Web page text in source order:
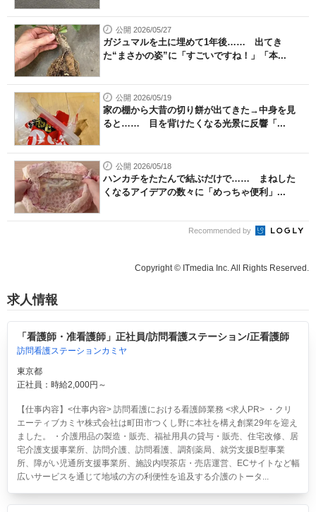
公開 2026/05/27
ガジュマルを土に埋めて1年後…… 出てき
た“まさかの姿”に「すごいですね！」「本...
公開 2026/05/19
家の棚から大昔の切り餅が出てきた→中身を見
ると…… 目を背けたくなる光景に反響「...
公開 2026/05/18
ハンカチをたたんで結ぶだけで…… まねした
くなるアイデアの数々に「めっちゃ便利」...
Recommended by
Copyright © ITmedia Inc. All Rights Reserved.
求人情報
「看護師・准看護師」正社員/訪問看護ステーション/正看護師
訪問看護ステーションカミヤ
東京都
正社員：時給2,000円～
【仕事内容】<仕事内容> 訪問看護における看護師業務 <求人PR> ・クリ
エーティブカミヤ株式会社は町田市つくし野に本社を構え創業29年を迎え
ました。 ・介護用品の製造・販売、福祉用具の貸与・販売、住宅改修、居
宅介護支援事業所、訪問介護、訪問看護、調剤薬局、就労支援B型事業
所、障がい児通所支援事業所、施設内喫茶店・売店運営、ECサイトなど幅
広いサービスを通じて地域の方の利便性を追及する介護のトータ...